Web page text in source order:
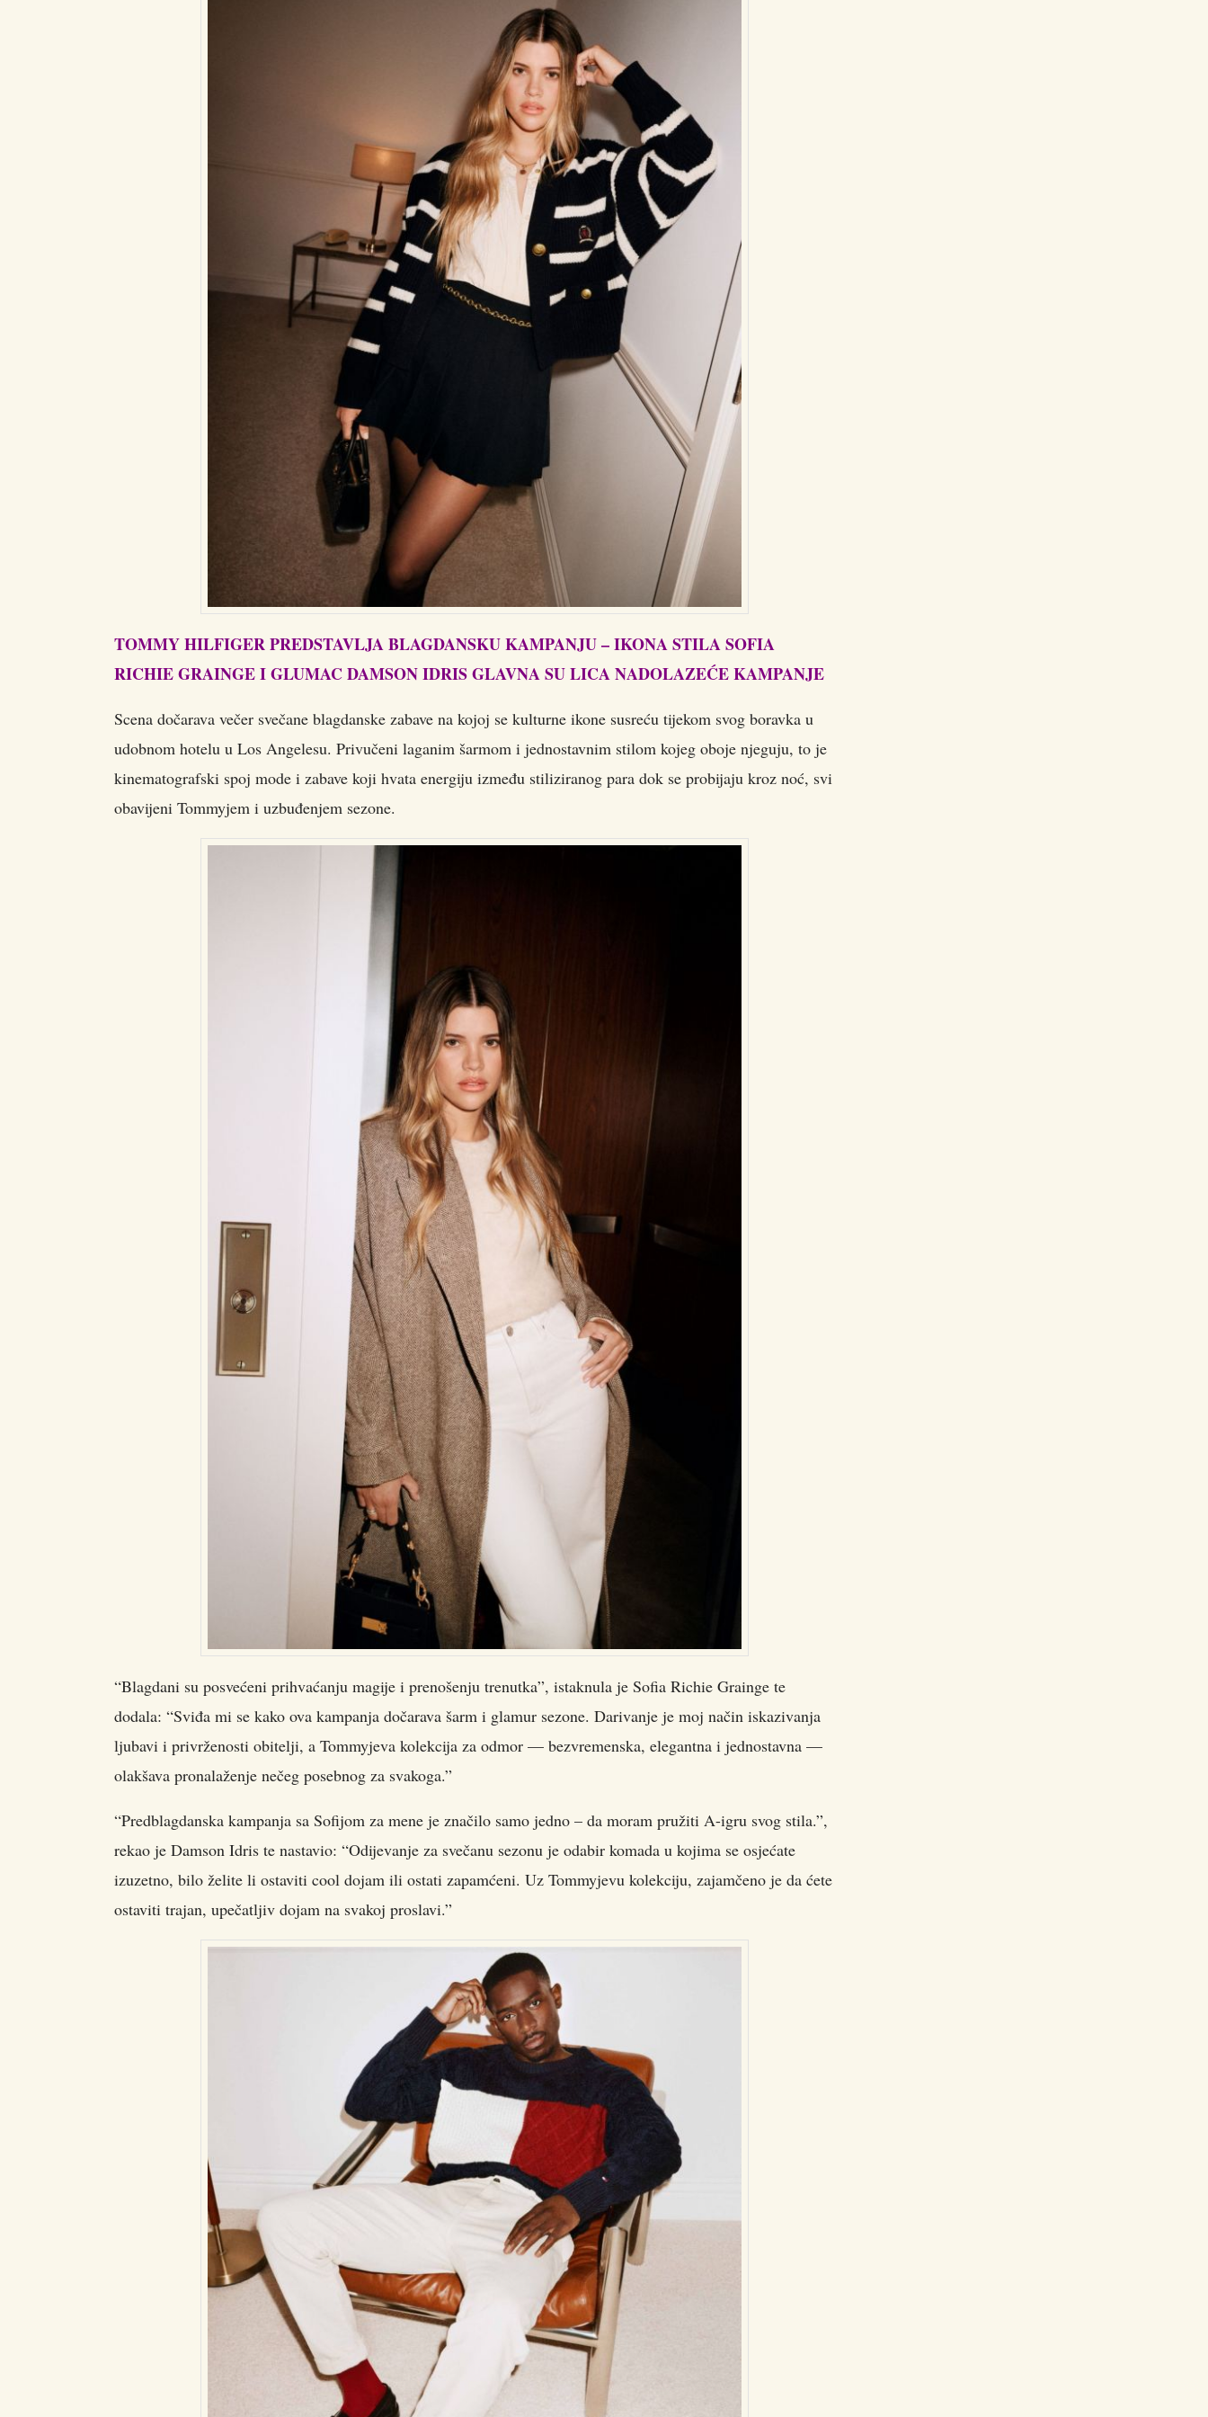
TOMMY HILFIGER PREDSTAVLJA BLAGDANSKU KAMPANJU – IKONA STILA SOFIA
RICHIE GRAINGE I GLUMAC DAMSON IDRIS GLAVNA SU LICA NADOLAZEĆE KAMPANJE
Scena dočarava večer svečane blagdanske zabave na kojoj se kulturne ikone susreću tijekom svog boravka u
udobnom hotelu u Los Angelesu. Privučeni laganim šarmom i jednostavnim stilom kojeg oboje njeguju, to je
kinematografski spoj mode i zabave koji hvata energiju između stiliziranog para dok se probijaju kroz noć, svi
obavijeni Tommyjem i uzbuđenjem sezone.
“Blagdani su posvećeni prihvaćanju magije i prenošenju trenutka”, istaknula je Sofia Richie Grainge te
dodala: “Sviđa mi se kako ova kampanja dočarava šarm i glamur sezone. Darivanje je moj način iskazivanja
ljubavi i privrženosti obitelji, a Tommyjeva kolekcija za odmor — bezvremenska, elegantna i jednostavna —
olakšava pronalaženje nečeg posebnog za svakoga.”
“Predblagdanska kampanja sa Sofijom za mene je značilo samo jedno – da moram pružiti A-igru svog stila.”,
rekao je Damson Idris te nastavio: “Odijevanje za svečanu sezonu je odabir komada u kojima se osjećate
izuzetno, bilo želite li ostaviti cool dojam ili ostati zapamćeni. Uz Tommyjevu kolekciju, zajamčeno je da ćete
ostaviti trajan, upečatljiv dojam na svakoj proslavi.”